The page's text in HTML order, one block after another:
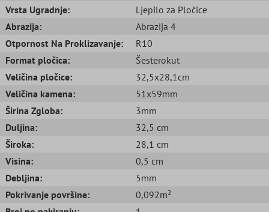
Vrsta Ugradnje:
Ljepilo za Pločice
Abrazija:
Abrazija 4
Otpornost Na Proklizavanje:
R10
Format pločica:
Šesterokut
Veličina pločice:
32,5x28,1cm
Veličina kamena:
51x59mm
Širina Zgloba:
3mm
Duljina:
32,5 cm
Široka:
28,1 cm
Visina:
0,5 cm
Debljina:
5mm
Pokrivanje površine:
0,092m²